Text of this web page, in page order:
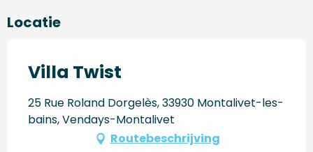
Locatie
Villa Twist
25 Rue Roland Dorgelès, 33930 Montalivet-les-
bains, Vendays-Montalivet
Routebeschrijving